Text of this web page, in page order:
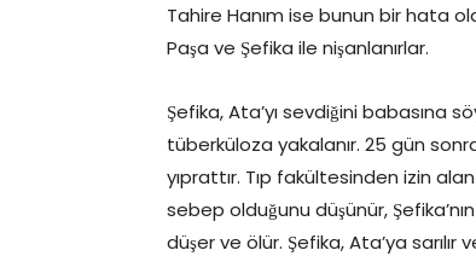
Tahire Hanım ise bunun bir hata
Paşa ve Şefika ile nişanlanırlar.
Şefika, Ata’yı sevdiğini babasına
tüberküloza yakalanır. 25 gün
yıprattır. Tıp fakültesinden izin
sebep olduğunu düşünür,
düşer ve ölür. Şefika, Ata’ya sarılır